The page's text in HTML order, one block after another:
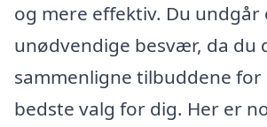
og mere effektiv. Du undgår
unødvendige besvær, da du
sammenligne tilbuddene
bedste valg for dig. Her er